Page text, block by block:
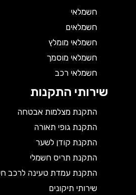
חשמלאי
חשמלאים
חשמלאי מומלץ
חשמלאי מוסמך
חשמלאי רכב
שירותי התקנות
התקנת מצלמות אבטחה
התקנת גופי תאורה
התקנת קודן לשער
התקנת תריס חשמלי
התקנת עמדת טעינה לרכב חשמלי
שירותי תיקונים